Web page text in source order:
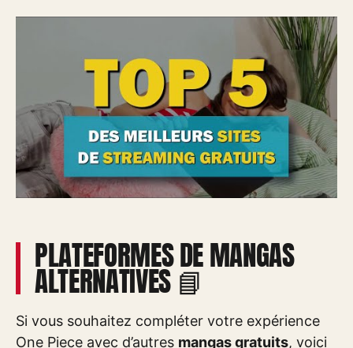
PLATEFORMES DE MANGAS
ALTERNATIVES 📘
Si vous souhaitez compléter votre expérience
One Piece avec d’autres mangas gratuits, voici